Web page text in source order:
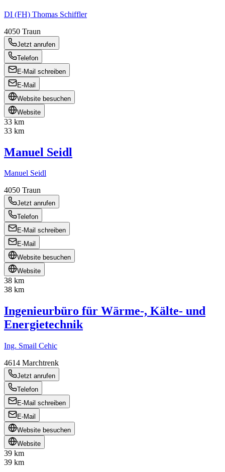
DI (FH) Thomas Schiffler
4050 Traun
Jetzt anrufen
Telefon
E-Mail schreiben
E-Mail
Website besuchen
Website
33 km
33 km
Manuel Seidl
Manuel Seidl
4050 Traun
Jetzt anrufen
Telefon
E-Mail schreiben
E-Mail
Website besuchen
Website
38 km
38 km
Ingenieurbüro für Wärme-, Kälte- und
Energietechnik
Ing. Smail Cehic
4614 Marchtrenk
Jetzt anrufen
Telefon
E-Mail schreiben
E-Mail
Website besuchen
Website
39 km
39 km